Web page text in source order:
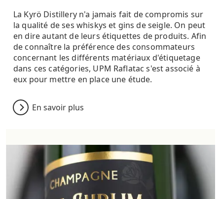
La Kyrö Distillery n'a jamais fait de compromis sur
la qualité de ses whiskys et gins de seigle. On peut
en dire autant de leurs étiquettes de produits. Afin
de connaître la préférence des consommateurs
concernant les différents matériaux d'étiquetage
dans ces catégories, UPM Raflatac s'est associé à
eux pour mettre en place une étude.
En savoir plus